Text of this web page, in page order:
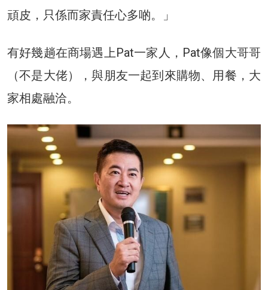
頑皮，只係而家責任心多啲。」
有好幾趟在商場遇上Pat一家人，Pat像個大哥哥
（不是大佬），與朋友一起到來購物、用餐，大
家相處融洽。